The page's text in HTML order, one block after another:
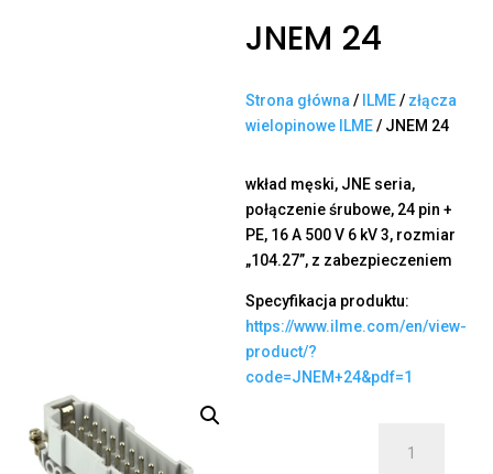
JNEM 24
Strona główna / ILME/ złącza
wielopinowe ILME/ JNEM 24
wkład męski, JNE seria,
połączenie śrubowe, 24 pin +
PE, 16 A 500 V 6 kV 3, rozmiar
„104.27”, z zabezpieczeniem
Specyfikacja produktu:
https://www.ilme.com/en/view-
product/?
code=JNEM+24&pdf=1
JNEM